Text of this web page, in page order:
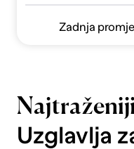
Zadnja
Uzglavlja